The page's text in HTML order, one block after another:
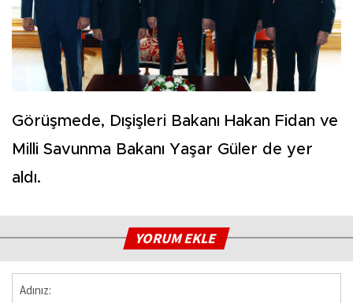
Görüşmede, Dışişleri Bakanı Hakan Fidan ve
Milli Savunma Bakanı Yaşar Güler de yer
aldı.
YORUM EKLE